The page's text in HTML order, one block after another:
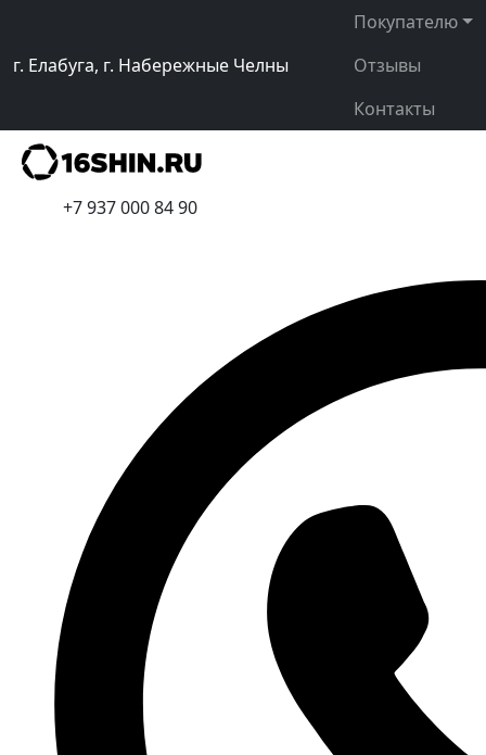
г. Елабуга, г. Набережные Челны
Покупателю
Отзывы
Контакты
+7 937 000 84 90